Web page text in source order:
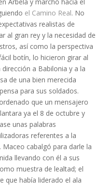
el Camino Real. No
realistas de
al gran rey y la necesidad de
así como la perspectiva
botín, lo hicieron girar al
dirección a Babilonia y a la
de una bien merecida
para sus soldados.
que un mensajero
ya el 8 de octubre y
unas palabras
referentes a la
Maceo cabalgó para darle la
llevando con él a sus
muestra de lealtad; el
que había liderado el ala